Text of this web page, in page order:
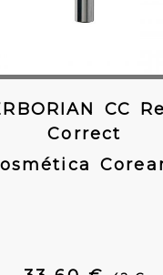
CC
Correct